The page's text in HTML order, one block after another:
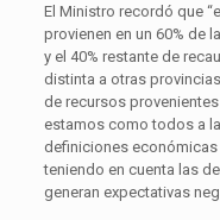
El Ministro recordó que
provienen en un 60% de
y el 40% restante de
distinta a otras
de recursos
estamos como todos a
definiciones
teniendo en cuenta las
generan expectativas